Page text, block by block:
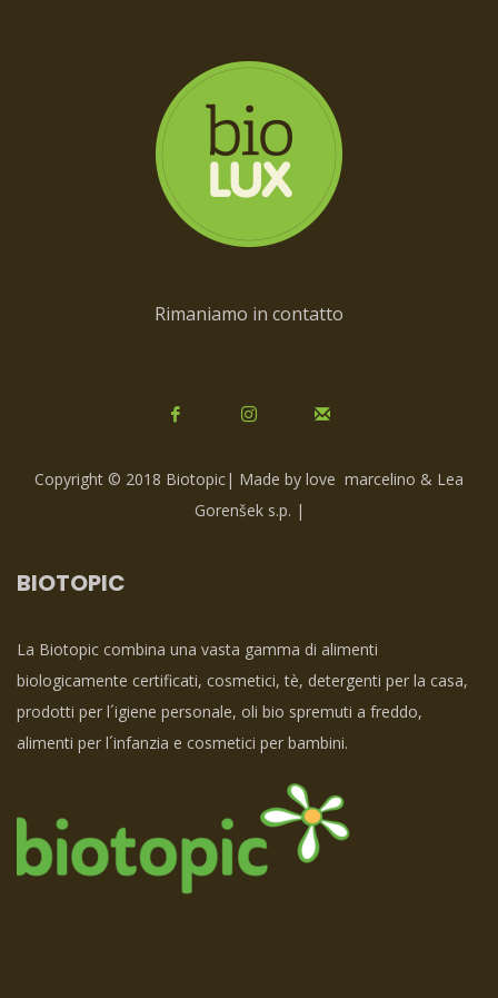
Rimaniamo in contatto
Copyright © 2018 Biotopic| Made by love marcelino & Lea
Gorenšek s.p. |
BIOTOPIC
La Biotopic combina una vasta gamma di alimenti
biologicamente certificati, cosmetici, tè, detergenti per la casa,
prodotti per l´igiene personale, oli bio spremuti a freddo,
alimenti per l´infanzia e cosmetici per bambini.